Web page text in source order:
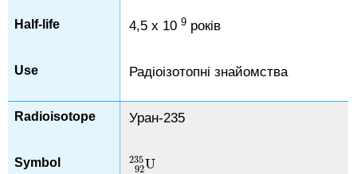
4,5 х 109 років
Радіоізотопні знайомства
Уран-235
U
92
235
U92235